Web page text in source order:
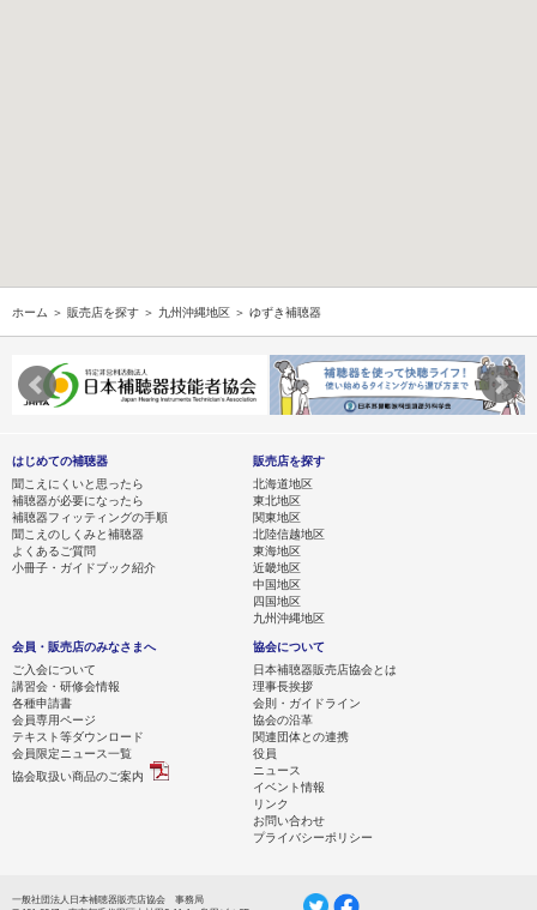
ホーム ＞ 販売店を探す ＞ 九州沖縄地区 ＞ ゆずき補聴器
はじめての補聴器
聞こえにくいと思ったら
補聴器が必要になったら
補聴器フィッティングの手順
聞こえのしくみと補聴器
よくあるご質問
小冊子・ガイドブック紹介
販売店を探す
北海道地区
東北地区
関東地区
北陸信越地区
東海地区
近畿地区
中国地区
四国地区
九州沖縄地区
会員・販売店のみなさまへ
ご入会について
講習会・研修会情報
各種申請書
会員専用ページ
テキスト等ダウンロード
会員限定ニュース一覧
協会取扱い商品のご案内
協会について
日本補聴器販売店協会とは
理事長挨拶
会則・ガイドライン
協会の沿革
関連団体との連携
役員
ニュース
イベント情報
リンク
お問い合わせ
プライバシーポリシー
一般社団法人日本補聴器販売店協会 事務局